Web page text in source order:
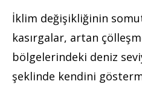
İklim değişikliğinin
kasırgalar, artan
bölgelerindeki deniz
şeklinde kendini